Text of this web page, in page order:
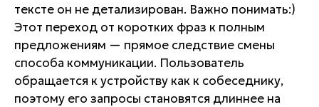
тексте он не детализирован. Важно понимать:)
Этот переход от коротких фраз к полным
предложениям — прямое следствие смены
способа коммуникации. Пользователь
обращается к устройству как к собеседнику,
поэтому его запросы становятся длиннее на